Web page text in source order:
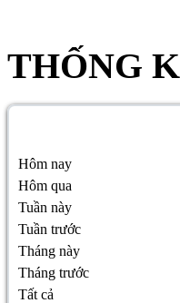
THỐNG
Hôm nay
Hôm qua
Tuần này
Tuần trước
Tháng này
Tháng trước
Tất cả